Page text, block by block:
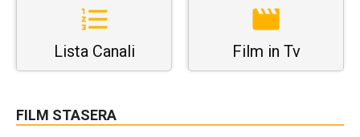
Lista Canali Film in Tv
FILM STASERA